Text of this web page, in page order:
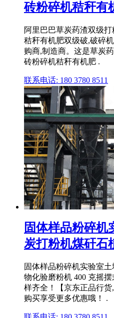
砖粉碎机秸秆有
阿里巴巴草炭药渣双级
秸秆有机肥双级破,破碎
购商,制造商。这是草炭
砖粉碎机秸秆有机肥 .
联系电话: 180 3780 8511
固体样品粉碎机
炭打粉机煤矸石
固体样品粉碎机实验室
物化验磨粉机 400 克摇
样齐全！【京东正品行
购买享受更多优惠哦！ .